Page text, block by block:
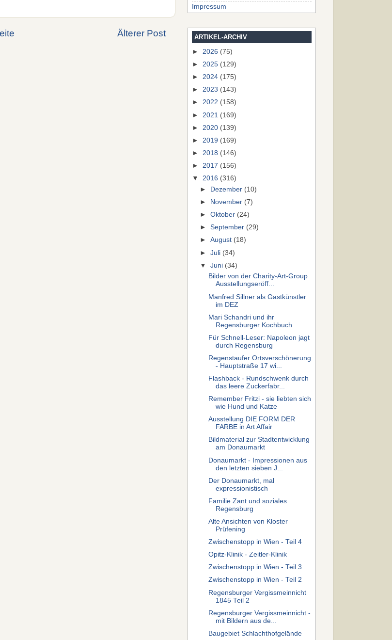
Älterer Post
Impressum
ARTIKEL-ARCHIV
► 2026 (75)
► 2025 (129)
► 2024 (175)
► 2023 (143)
► 2022 (158)
► 2021 (169)
► 2020 (139)
► 2019 (169)
► 2018 (146)
► 2017 (156)
▼ 2016 (316)
►
Dezember (10)
►
November (7)
►Oktober (24)
►September (29)
►August (18)
►Juli (34)
▼Juni (34)
Bilder von der Charity-Art-Group
Ausstellungseröff...
Manfred Sillner als Gastkünstler
im DEZ
Mari Schandri und ihr
Regensburger Kochbuch
Für Schnell-Leser: Napoleon jagt
durch Regensburg
Regenstaufer Ortsverschönerung
- Hauptstraße 17 wi...
Flashback - Rundschwenk durch
das leere Zuckerfabr...
Remember Fritzi - sie liebten sich
wie Hund und Katze
Ausstellung DIE FORM DER
FARBE in Art Affair
Bildmaterial zur Stadtentwicklung
am Donaumarkt
Donaumarkt - Impressionen aus
den letzten sieben J...
Der Donaumarkt, mal
expressionistisch
Familie Zant und soziales
Regensburg
Alte Ansichten von Kloster
Prüfening
Zwischenstopp in Wien - Teil 4
Opitz-Klinik - Zeitler-Klinik
Zwischenstopp in Wien - Teil 3
Zwischenstopp in Wien - Teil 2
Regensburger Vergissmeinnicht
1845 Teil 2
Regensburger Vergissmeinnicht -
mit Bildern aus de...
Baugebiet Schlachthofgelände